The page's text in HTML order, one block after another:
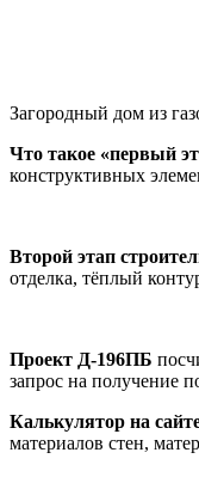
Загородный дом из
Что такое «первый
конструктивных
Второй этап
отделка, тёплый
Проект Д-196ПБ
запрос на получение
Калькулятор на
материалов стен,